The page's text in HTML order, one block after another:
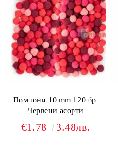
Помпони 10 mm 120 бр.
Червени асорти
€1.78 3.48лв.